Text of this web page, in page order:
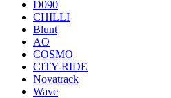
D090
CHILLI
Blunt
AO
COSMO
CITY-RIDE
Novatrack
Wave